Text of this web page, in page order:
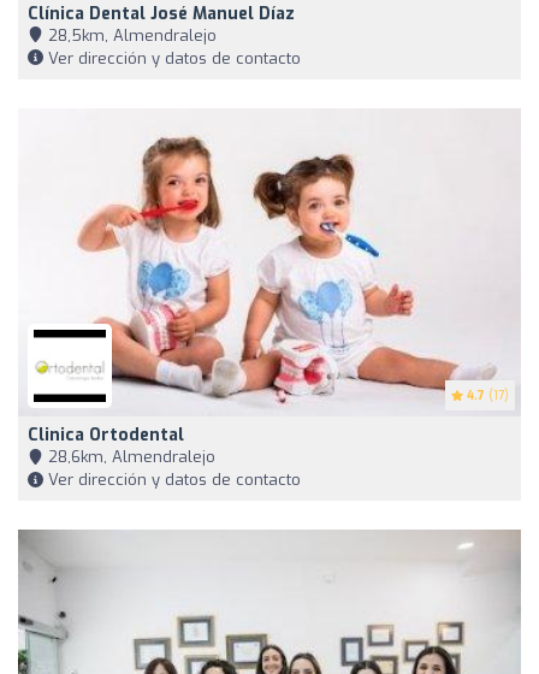
Clínica Dental José Manuel Díaz
28,5km, Almendralejo
Ver dirección y datos de contacto
4.7 (17)
Clinica Ortodental
28,6km, Almendralejo
Ver dirección y datos de contacto